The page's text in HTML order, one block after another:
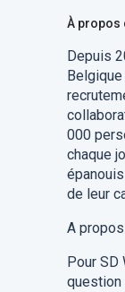
À propos
Depuis
000
chaque
de leur
A
Pour
question